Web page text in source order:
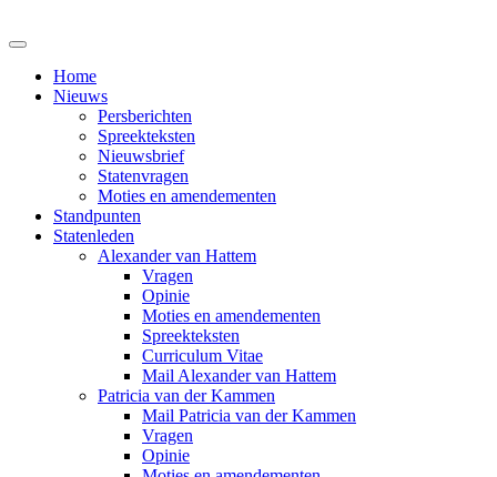
Home
Nieuws
Persberichten
Spreekteksten
Nieuwsbrief
Statenvragen
Moties en amendementen
Standpunten
Statenleden
Alexander van Hattem
Vragen
Opinie
Moties en amendementen
Spreekteksten
Curriculum Vitae
Mail Alexander van Hattem
Patricia van der Kammen
Mail Patricia van der Kammen
Vragen
Opinie